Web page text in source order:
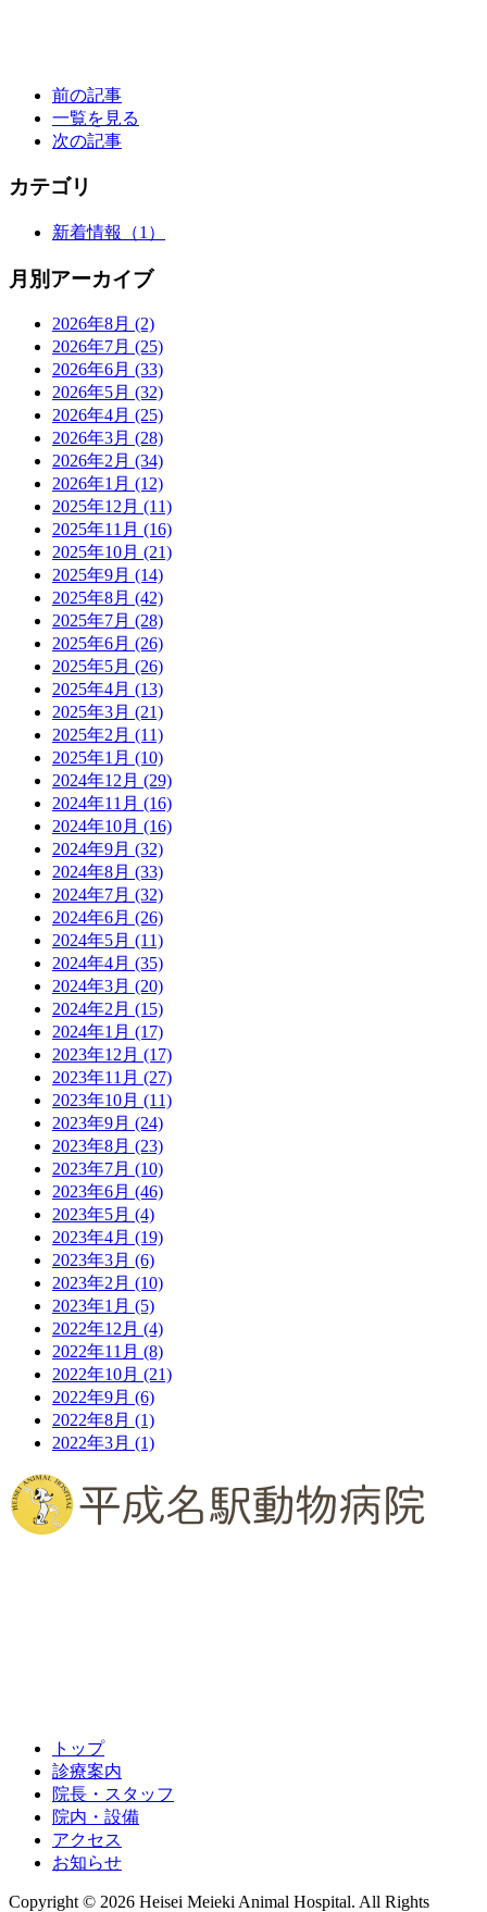
前の記事
一覧を見る
次の記事
カテゴリ
新着情報 （1）
月別アーカイブ
2026年8月 (2)
2026年7月 (25)
2026年6月 (33)
2026年5月 (32)
2026年4月 (25)
2026年3月 (28)
2026年2月 (34)
2026年1月 (12)
2025年12月 (11)
2025年11月 (16)
2025年10月 (21)
2025年9月 (14)
2025年8月 (42)
2025年7月 (28)
2025年6月 (26)
2025年5月 (26)
2025年4月 (13)
2025年3月 (21)
2025年2月 (11)
2025年1月 (10)
2024年12月 (29)
2024年11月 (16)
2024年10月 (16)
2024年9月 (32)
2024年8月 (33)
2024年7月 (32)
2024年6月 (26)
2024年5月 (11)
2024年4月 (35)
2024年3月 (20)
2024年2月 (15)
2024年1月 (17)
2023年12月 (17)
2023年11月 (27)
2023年10月 (11)
2023年9月 (24)
2023年8月 (23)
2023年7月 (10)
2023年6月 (46)
2023年5月 (4)
2023年4月 (19)
2023年3月 (6)
2023年2月 (10)
2023年1月 (5)
2022年12月 (4)
2022年11月 (8)
2022年10月 (21)
2022年9月 (6)
2022年8月 (1)
2022年3月 (1)
トップ
診療案内
院長・スタッフ
院内・設備
アクセス
お知らせ
Copyright © 2026 Heisei Meieki Animal Hospital. All Rights